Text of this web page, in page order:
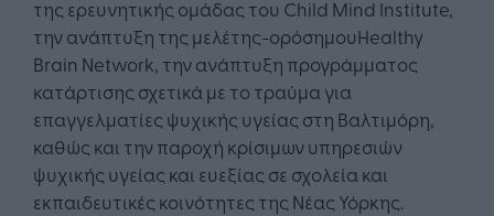
της ερευνητικής ομάδας του Child Mind Institute,
την ανάπτυξη της μελέτης-ορόσημουHealthy
Brain Network, την ανάπτυξη προγράμματος
κατάρτισης σχετικά με το τραύμα για
επαγγελματίες ψυχικής υγείας στη Βαλτιμόρη,
καθώς και την παροχή κρίσιμων υπηρεσιών
ψυχικής υγείας και ευεξίας σε σχολεία και
εκπαιδευτικές κοινότητες της Νέας Υόρκης.